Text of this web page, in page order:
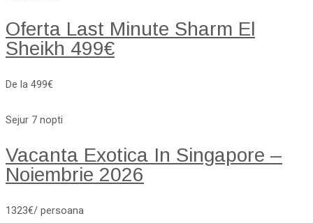
Oferta Last Minute Sharm El
Sheikh 499€
De la 499€
Sejur 7 nopti
Vacanta Exotica In Singapore –
Noiembrie 2026
1323€/ persoana